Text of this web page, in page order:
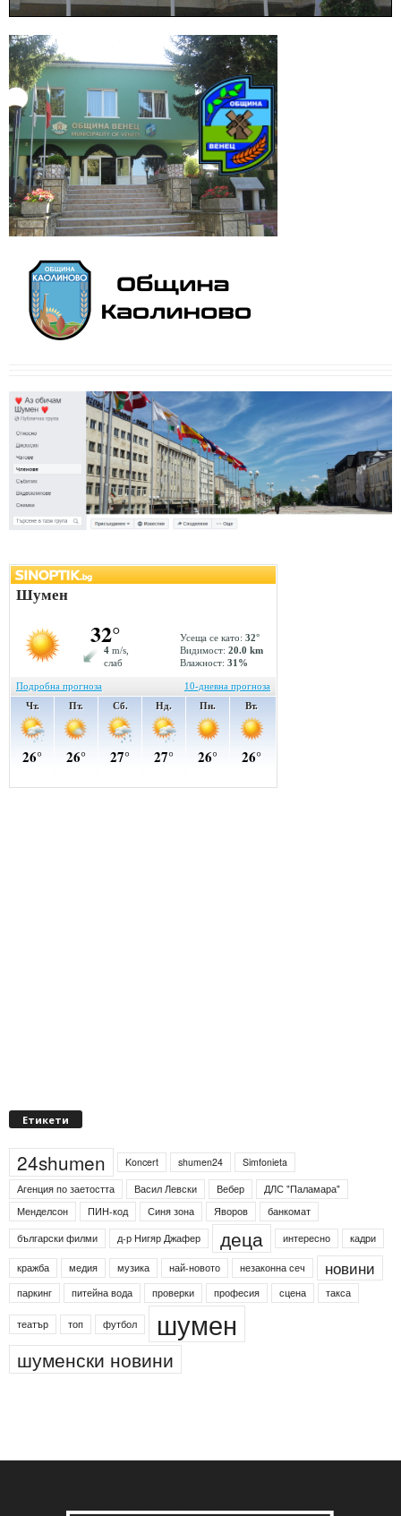
Етикети
24shumen Koncert shumen24
Simfonieta
Агенция по заетостта
Васил Левски Вебер
ДЛС "Паламара"
Менделсон
ПИН-код Синя зона Яворов
банкомат
български филми
д-р Нигяр Джафер деца интересно кадри
кражба медия музика най-новото незаконна сеч новини
паркинг питейна вода проверки професия сцена такса
театър топ футбол шумен
шуменски новини